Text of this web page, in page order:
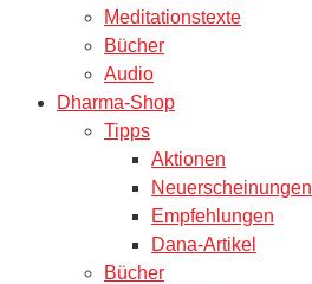
Meditationstexte
Bücher
Audio
Dharma-Shop
Tipps
Aktionen
Neuerscheinungen
Empfehlungen
Dana-Artikel
Bücher